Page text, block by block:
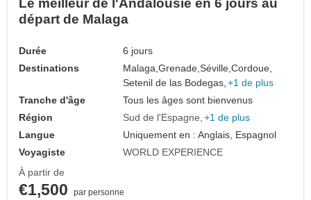
Le meilleur de l'Andalousie en 6 jours au
départ de Malaga
Durée
6 jours
Destinations
Malaga,Grenade,Séville,Cordoue,
Setenil de las Bodegas, +1 de plus
Tranche d'âge
Tous les âges sont bienvenus
Région
Sud de l'Espagne +1 de plus
Langue
Uniquement en : Anglais, Espagnol
Voyagiste
WORLD EXPERIENCE
À partir de
€1,500
par personne